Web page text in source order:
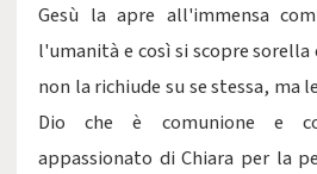
Gesù la apre all'immensa
l'umanità e così si scopre sorella
non la richiude su se stessa, ma
Dio che è comunione e
appassionato di Chiara per la